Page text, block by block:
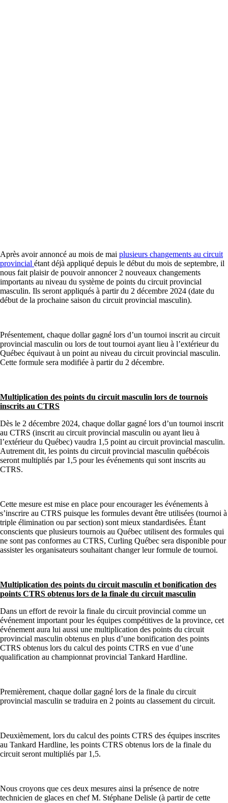
Après avoir annoncé au mois de mai plusieurs changements au circuit
provincial étant déjà appliqué depuis le début du mois de septembre, il
nous fait plaisir de pouvoir annoncer 2 nouveaux changements
importants au niveau du système de points du circuit provincial
masculin. Ils seront appliqués à partir du 2 décembre 2024 (date du
début de la prochaine saison du circuit provincial masculin).
Présentement, chaque dollar gagné lors d’un tournoi inscrit au circuit
provincial masculin ou lors de tout tournoi ayant lieu à l’extérieur du
Québec équivaut à un point au niveau du circuit provincial masculin.
Cette formule sera modifiée à partir du 2 décembre.
Multiplication des points du circuit masculin lors de tournois
inscrits au CTRS
Dès le 2 décembre 2024, chaque dollar gagné lors d’un tournoi inscrit
au CTRS (inscrit au circuit provincial masculin ou ayant lieu à
l’extérieur du Québec) vaudra 1,5 point au circuit provincial masculin.
Autrement dit, les points du circuit provincial masculin québécois
seront multipliés par 1,5 pour les événements qui sont inscrits au
CTRS.
Cette mesure est mise en place pour encourager les événements à
s’inscrire au CTRS puisque les formules devant être utilisées (tournoi à
triple élimination ou par section) sont mieux standardisées. Étant
conscients que plusieurs tournois au Québec utilisent des formules qui
ne sont pas conformes au CTRS, Curling Québec sera disponible pour
assister les organisateurs souhaitant changer leur formule de tournoi.
Multiplication des points du circuit masculin et bonification des
points CTRS obtenus lors de la finale du circuit masculin
Dans un effort de revoir la finale du circuit provincial comme un
événement important pour les équipes compétitives de la province, cet
événement aura lui aussi une multiplication des points du circuit
provincial masculin obtenus en plus d’une bonification des points
CTRS obtenus lors du calcul des points CTRS en vue d’une
qualification au championnat provincial Tankard Hardline.
Premièrement, chaque dollar gagné lors de la finale du circuit
provincial masculin se traduira en 2 points au classement du circuit.
Deuxièmement, lors du calcul des points CTRS des équipes inscrites
au Tankard Hardline, les points CTRS obtenus lors de la finale du
circuit seront multipliés par 1,5.
Nous croyons que ces deux mesures ainsi la présence de notre
technicien de glaces en chef M. Stéphane Delisle (à partir de cette